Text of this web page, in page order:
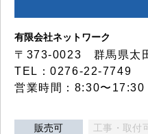
有限会社ネットワーク
〒373-0023 群馬県太
TEL：0276-22-7749
営業時間：8:30〜17:30
販売可 工事・取付